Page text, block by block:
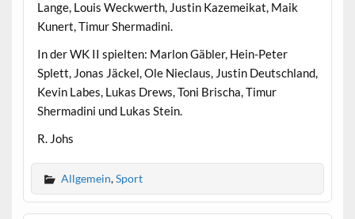
Lange, Louis Weckwerth, Justin Kazemeikat, Maik
Kunert, Timur Shermadini.
In der WK II spielten: Marlon Gäbler, Hein-Peter
Splett, Jonas Jäckel, Ole Nieclaus, Justin Deutschland,
Kevin Labes, Lukas Drews, Toni Brischa, Timur
Shermadini und Lukas Stein.
R. Johs
Allgemein,Sport